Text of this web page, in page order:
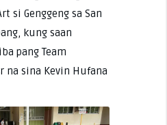
si Genggeng sa San
kung saan
pang Team
na sina Kevin Hufana